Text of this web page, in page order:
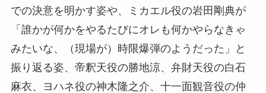
での決意を明かす姿や、ミカエル役の岩田剛典が
「誰かが何かをやるたびにオレも何かやらなきゃ
みたいな、（現場が）時限爆弾のようだった」と
振り返る姿、帝釈天役の勝地涼、弁財天役の白石
麻衣、ヨハネ役の神木隆之介、十一面観音役の仲